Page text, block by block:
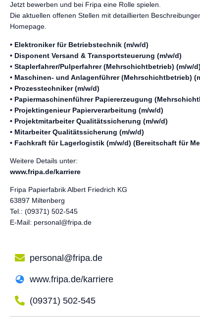
Jetzt bewerben und bei Fripa eine Rolle spielen.
Die aktuellen offenen Stellen mit detaillierten
Homepage.
• Elektroniker für Betriebstechnik (m/w/d)
• Disponent Versand & Transportsteuerung (m/w/d)
• Staplerfahrer/Pulperfahrer (Mehrschichtbetrieb) (m/w/d)
• Maschinen- und Anlagenführer (Mehrschichtbetrieb)
• Prozesstechniker (m/w/d)
• Papiermaschinenführer Papiererzeugung
• Projektingenieur Papierverarbeitung (m/w/d)
• Projektmitarbeiter Qualitätssicherung (m/w/d)
• Mitarbeiter Qualitätssicherung (m/w/d)
• Fachkraft für Lagerlogistik (m/w/d) (Bereitschaft für
Weitere Details unter:
www.fripa.de/karriere
Fripa Papierfabrik Albert Friedrich KG
63897 Miltenberg
Tel.: (09371) 502-545
E-Mail: personal@fripa.de
personal@fripa.de
www.fripa.de/karriere
(09371) 502-545